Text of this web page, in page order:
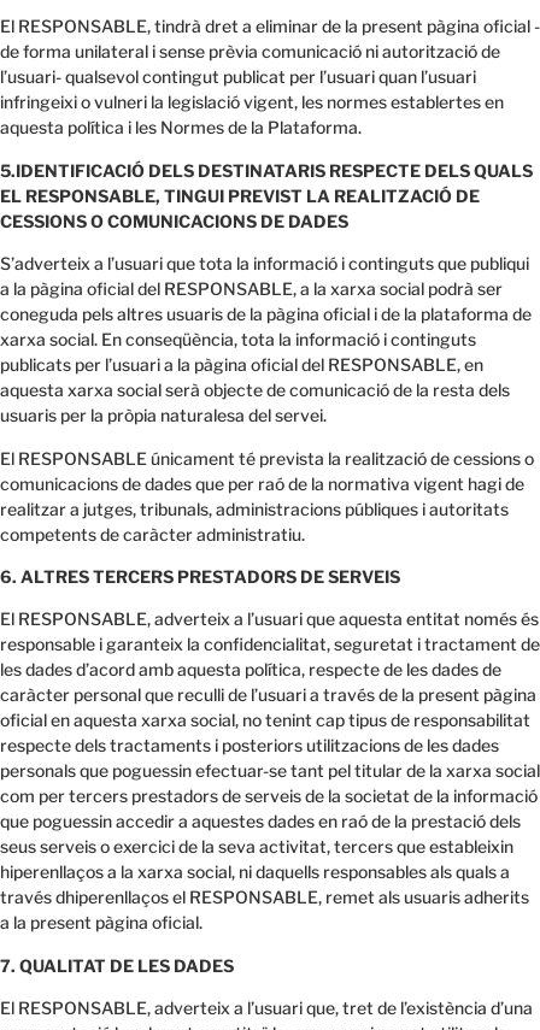
El RESPONSABLE, tindrà dret a eliminar de la present pàgina oficial -
de forma unilateral i sense prèvia comunicació ni autorització de
l’usuari- qualsevol contingut publicat per l’usuari quan l’usuari
infringeixi o vulneri la legislació vigent, les normes establertes en
aquesta política i les Normes de la Plataforma.
5.IDENTIFICACIÓ DELS DESTINATARIS RESPECTE DELS QUALS
EL RESPONSABLE, TINGUI PREVIST LA REALITZACIÓ DE
CESSIONS O COMUNICACIONS DE DADES
S’adverteix a l’usuari que tota la informació i continguts que publiqui
a la pàgina oficial del RESPONSABLE, a la xarxa social podrà ser
coneguda pels altres usuaris de la pàgina oficial i de la plataforma de
xarxa social. En conseqüència, tota la informació i continguts
publicats per l’usuari a la pàgina oficial del RESPONSABLE, en
aquesta xarxa social serà objecte de comunicació de la resta dels
usuaris per la pròpia naturalesa del servei.
El RESPONSABLE únicament té prevista la realització de cessions o
comunicacions de dades que per raó de la normativa vigent hagi de
realitzar a jutges, tribunals, administracions públiques i autoritats
competents de caràcter administratiu.
6. ALTRES TERCERS PRESTADORS DE SERVEIS
El RESPONSABLE, adverteix a l’usuari que aquesta entitat només és
responsable i garanteix la confidencialitat, seguretat i tractament de
les dades d’acord amb aquesta política, respecte de les dades de
caràcter personal que reculli de l’usuari a través de la present pàgina
oficial en aquesta xarxa social, no tenint cap tipus de responsabilitat
respecte dels tractaments i posteriors utilitzacions de les dades
personals que poguessin efectuar-se tant pel titular de la xarxa social
com per tercers prestadors de serveis de la societat de la informació
que poguessin accedir a aquestes dades en raó de la prestació dels
seus serveis o exercici de la seva activitat, tercers que estableixin
hiperenllaços a la xarxa social, ni daquells responsables als quals a
través dhiperenllaços el RESPONSABLE, remet als usuaris adherits
a la present pàgina oficial.
7. QUALITAT DE LES DADES
El RESPONSABLE, adverteix a l’usuari que, tret de l’existència d’una